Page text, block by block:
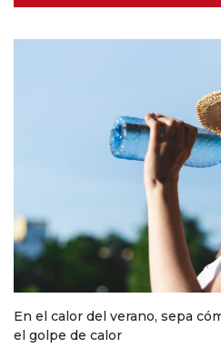
En el calor del verano, sepa
el golpe de calor